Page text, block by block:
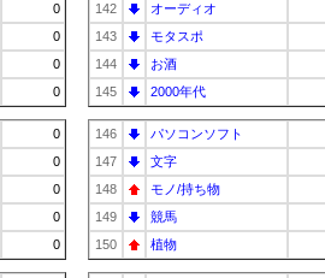
0
0
0
0
0
0
0
0
0
142
オーディオ
143
モタスポ
144
お酒
145
2000年代
146
パソコンソフト
147
文字
148
モノ/持ち物
149
競馬
150
植物